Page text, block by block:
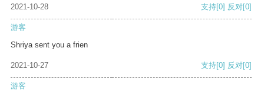
2021-10-28 支持[0] 反对[0]
游客
Shriya sent you a frien
2021-10-27 支持[0] 反对[0]
游客